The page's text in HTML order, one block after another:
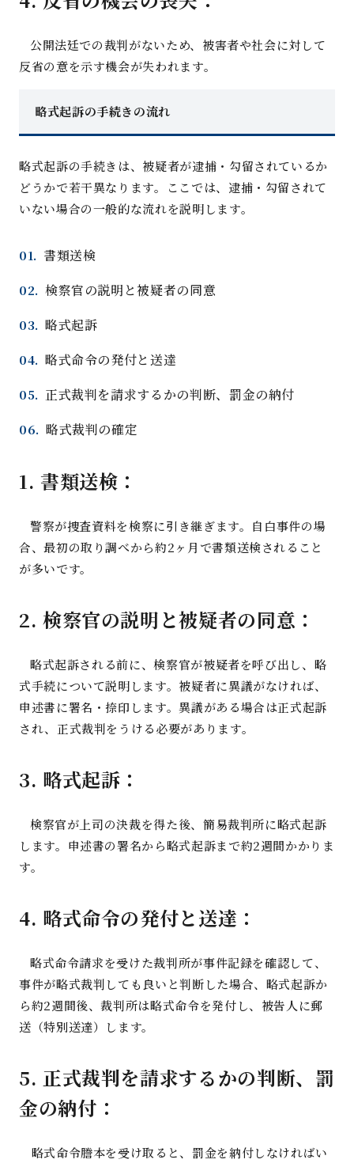
公開法廷での裁判がないため、被害者や社会に対して
反省の意を示す機会が失われます。
略式起訴の手続きの流れ
略式起訴の手続きは、被疑者が逮捕・勾留されているか
どうかで若干異なります。ここでは、逮捕・勾留されて
いない場合の一般的な流れを説明します。
書類送検
検察官の説明と被疑者の同意
略式起訴
略式命令の発付と送達
正式裁判を請求するかの判断、罰金の納付
略式裁判の確定
1. 書類送検 ：
警察が捜査資料を検察に引き継ぎます。自白事件の場
合、最初の取り調べから約2ヶ月で書類送検されること
が多いです。
2. 検察官の説明と被疑者の同意 ：
略式起訴される前に、検察官が被疑者を呼び出し、略
式手続について説明します。被疑者に異議がなければ、
申述書に署名・捺印します。異議がある場合は正式起訴
され、正式裁判をうける必要があります。
3. 略式起訴 ：
検察官が上司の決裁を得た後、簡易裁判所に略式起訴
します。申述書の署名から略式起訴まで約2週間かかりま
す。
4. 略式命令の発付と送達 ：
略式命令請求を受けた裁判所が事件記録を確認して、
事件が略式裁判しても良いと判断した場合、略式起訴か
ら約2週間後、裁判所は略式命令を発付し、被告人に郵
送（特別送達）します。
5. 正式裁判を請求するかの判断、罰
金の納付 ：
略式命令謄本を受け取ると、罰金を納付しなければい